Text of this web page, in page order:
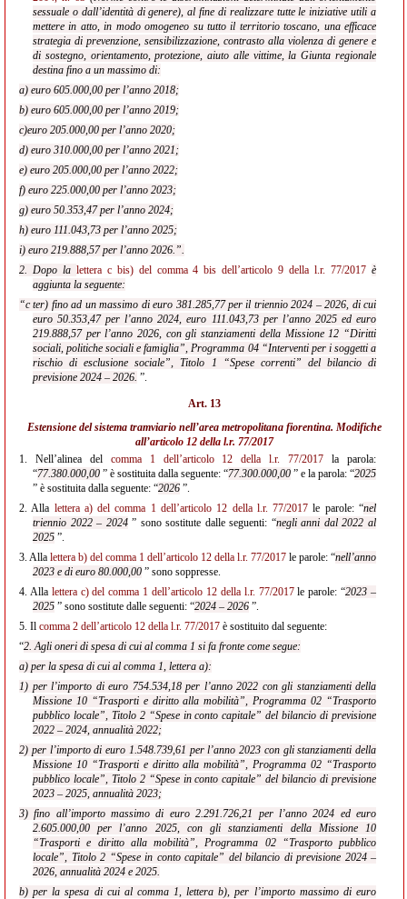
sessuale o dall’identità di genere), al fine di realizzare tutte le iniziative utili a
mettere in atto, in modo omogeneo su tutto il territorio toscano, una efficace
strategia di prevenzione, sensibilizzazione, contrasto alla violenza di genere e
di sostegno, orientamento, protezione, aiuto alle vittime, la Giunta regionale
destina fino a un massimo di:
a) euro 605.000,00 per l’anno 2018;
b) euro 605.000,00 per l’anno 2019;
c)euro 205.000,00 per l’anno 2020;
d) euro 310.000,00 per l’anno 2021;
e) euro 205.000,00 per l’anno 2022;
f) euro 225.000,00 per l’anno 2023;
g) euro 50.353,47 per l’anno 2024;
h) euro 111.043,73 per l’anno 2025;
i) euro 219.888,57 per l’anno 2026.”.
2. Dopo la lettera c bis) del comma 4 bis dell’articolo 9 della l.r. 77/2017 è
aggiunta la seguente:
“c ter) fino ad un massimo di euro 381.285,77 per il triennio 2024 – 2026, di cui
euro 50.353,47 per l’anno 2024, euro 111.043,73 per l’anno 2025 ed euro
219.888,57 per l’anno 2026, con gli stanziamenti della Missione 12 “Diritti
sociali, politiche sociali e famiglia”, Programma 04 “Interventi per i soggetti a
rischio di esclusione sociale”, Titolo 1 “Spese correnti” del bilancio di
previsione 2024 – 2026. ”.
Art. 13
Estensione del sistema tramviario nell’area metropolitana fiorentina. Modifiche
all’articolo 12 della l.r. 77/2017
1. Nell’alinea del comma 1 dell’articolo 12 della l.r. 77/2017 la parola:
“77.380.000,00 ” è sostituita dalla seguente: “77.300.000,00 ” e la parola: “2025
” è sostituita dalla seguente: “2026 ”.
2. Alla lettera a) del comma 1 dell’articolo 12 della l.r. 77/2017 le parole: “nel
triennio 2022 – 2024” sono sostitute dalle seguenti: “negli anni dal 2022 al
2025 ”.
3. Alla lettera b) del comma 1 dell’articolo 12 della l.r. 77/2017 le parole: “nell’anno
2023 e di euro 80.000,00 ” sono soppresse.
4. Alla lettera c) del comma 1 dell’articolo 12 della l.r. 77/2017le parole: “2023 –
2025 ” sono sostitute dalle seguenti: “2024 – 2026 ”.
5. Il comma 2 dell’articolo 12 della l.r. 77/2017 è sostituito dal seguente:
“2. Agli oneri di spesa di cui al comma 1 si fa fronte come segue:
a) per la spesa di cui al comma 1, lettera a):
1) per l’importo di euro 754.534,18 per l’anno 2022 con gli stanziamenti della
Missione 10 “Trasporti e diritto alla mobilità”, Programma 02 “Trasporto
pubblico locale”, Titolo 2 “Spese in conto capitale” del bilancio di previsione
2022 – 2024, annualità 2022;
2) per l’importo di euro 1.548.739,61 per l’anno 2023 con gli stanziamenti della
Missione 10 “Trasporti e diritto alla mobilità”, Programma 02 “Trasporto
pubblico locale”, Titolo 2 “Spese in conto capitale” del bilancio di previsione
2023 – 2025, annualità 2023;
3) fino all’importo massimo di euro 2.291.726,21 per l’anno 2024 ed euro
2.605.000,00 per l’anno 2025, con gli stanziamenti della Missione 10
“Trasporti e diritto alla mobilità”, Programma 02 “Trasporto pubblico
locale”, Titolo 2 “Spese in conto capitale” del bilancio di previsione 2024 –
2026, annualità 2024 e 2025.
b) per la spesa di cui al comma 1, lettera b), per l’importo massimo di euro